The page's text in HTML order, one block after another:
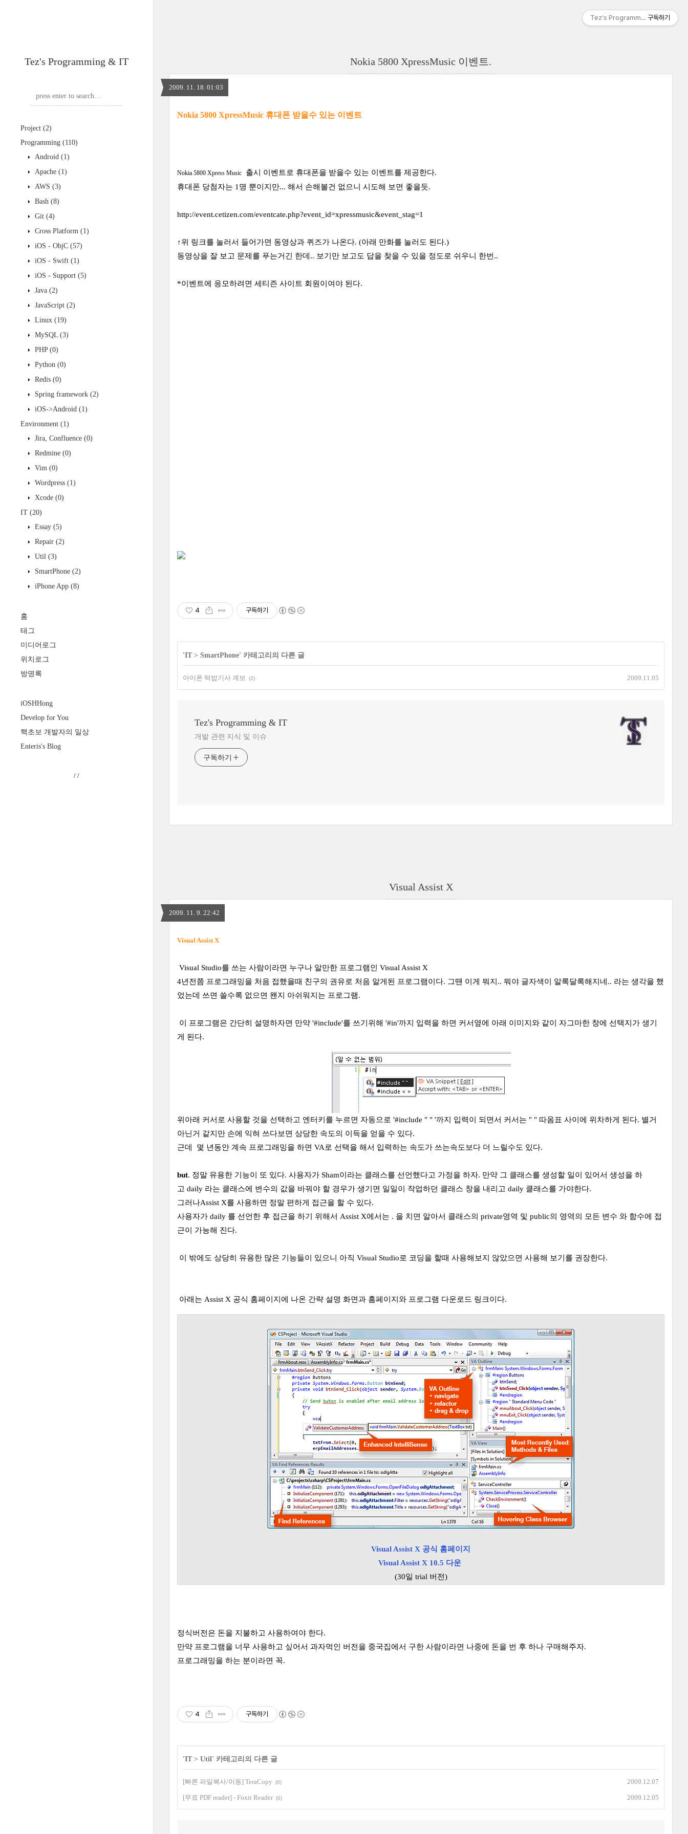
Tez's Programming & IT
Project (2)
Programming (110)
Android (1)
Apache (1)
AWS (3)
Bash (8)
Git (4)
Cross Platform (1)
iOS - ObjC (57)
iOS - Swift (1)
iOS - Support (5)
Java (2)
JavaScript (2)
Linux (19)
MySQL (3)
PHP (0)
Python (0)
Redis (0)
Spring framework (2)
iOS->Android (1)
Environment (1)
Jira, Confluence (0)
Redmine (0)
Vim (0)
Wordpress (1)
Xcode (0)
IT (20)
Essay (5)
Repair (2)
Util (3)
SmartPhone (2)
iPhone App (8)
홈
태그
미디어로그
위치로그
방명록
iOSHHong
Develop for You
핵초보 개발자의 일상
Enteris's Blog
/ /
Nokia 5800 XpressMusic 이벤트.
2009. 11. 18. 01:03
Nokia 5800 XpressMusic 휴대폰 받을수 있는 이벤트
Nokia 5800 Xpress Music 출시 이벤트로 휴대폰을 받을수 있는 이벤트를 제공한다.
휴대폰 당첨자는 1명 뿐이지만... 해서 손해볼건 없으니 시도해 보면 좋을듯.
http://event.cetizen.com/eventcate.php?event_id=xpressmusic&event_stag=1
↑위 링크를 눌러서 들어가면 동영상과 퀴즈가 나온다. (아래 만화를 눌러도 된다.)
동영상을 잘 보고 문제를 푸는거긴 한데.. 보기만 보고도 답을 찾을 수 있을 정도로 쉬우니 한번..
*이벤트에 응모하려면 세티즌 사이트 회원이여야 된다.
4 구독하기
'IT > SmartPhone' 카테고리의 다른 글
아이폰 떡밥기사 계보 (2) 2009.11.05
Tez's Programming & IT
개발 관련 지식 및 이슈
구독하기
Visual Assist X
2009. 11. 9. 22:42
Visual Assist X
Visual Studio를 쓰는 사람이라면 누구나 알만한 프로그램인 Visual Assist X
4년전쯤 프로그래밍을 처음 접했을때 친구의 권유로 처음 알게된 프로그램이다. 그땐 이게 뭐지.. 뭐야 글자색이 알록달록해지네.. 라는 생각을 했
었는데 쓰면 쓸수록 없으면 왠지 아쉬워지는 프로그램.
이 프로그램은 간단히 설명하자면 만약 '#include'를 쓰기위해 '#in'까지 입력을 하면 커서옆에 아래 이미지와 같이 자그마한 창에 선택지가 생기
게 된다.
위아래 커서로 사용할 것을 선택하고 엔터키를 누르면 자동으로 '#include " " '까지 입력이 되면서 커서는 " " 따옴표 사이에 위차하게 된다. 별거
아닌거 같지만 손에 익혀 쓰다보면 상당한 속도의 이득을 얻을 수 있다.
근데 몇 년동안 계속 프로그래밍을 하면 VA로 선택을 해서 입력하는 속도가 쓰는속도보다 더 느릴수도 있다.
but. 정말 유용한 기능이 또 있다. 사용자가 Sham이라는 클래스를 선언했다고 가정을 하자. 만약 그 클래스를 생성할 일이 있어서 생성을 하
고 daily 라는 클래스에 변수의 값을 바꿔야 할 경우가 생기면 일일이 작업하던 클래스 창을 내리고 daily 클래스를 가야한다.
그러나Assist X를 사용하면 정말 편하게 접근을 할 수 있다.
사용자가 daily 를 선언한 후 접근을 하기 위해서 Assist X에서는 . 을 치면 알아서 클래스의 private영역 및 public의 영역의 모든 변수 와 함수에 접
근이 가능해 진다.
이 밖에도 상당히 유용한 많은 기능들이 있으니 아직 Visual Studio로 코딩을 할때 사용해보지 않았으면 사용해 보기를 권장한다.
아래는 Assist X 공식 홈페이지에 나온 간략 설명 화면과 홈페이지와 프로그램 다운로드 링크이다.
Visual Assist X 공식 홈페이지
Visual Assist X 10.5 다운
(30일 trial 버전)
정식버전은 돈을 지불하고 사용하여야 한다.
만약 프로그램을 너무 사용하고 싶어서 과자먹인 버전을 중국집에서 구한 사람이라면 나중에 돈을 번 후 하나 구매해주자.
프로그래밍을 하는 분이라면 꼭.
4 구독하기
'IT > Util' 카테고리의 다른 글
[빠른 파일복사/이동] TeraCopy (0) 2009.12.07
[무료 PDF reader] - Foxit Reader (0) 2009.12.05
Tez's Programming & IT
구독하기